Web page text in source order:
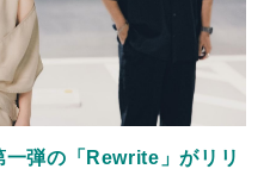
弾の「Rewrite」がリリ